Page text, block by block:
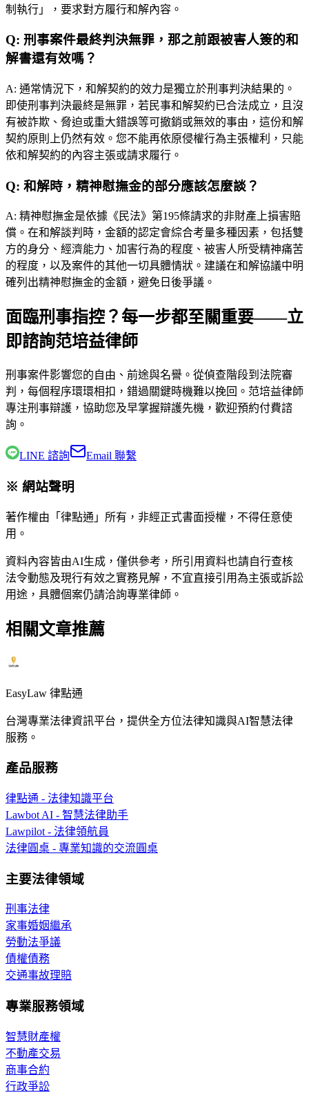
制執行」，要求對方履行和解內容。
Q: 刑事案件最終判決無罪，那之前跟被害人簽的和
解書還有效嗎？
A: 通常情況下，和解契約的效力是獨立於刑事判決結果的。
即使刑事判決最終是無罪，若民事和解契約已合法成立，且沒
有被詐欺、脅迫或重大錯誤等可撤銷或無效的事由，這份和解
契約原則上仍然有效。您不能再依原侵權行為主張權利，只能
依和解契約的內容主張或請求履行。
Q: 和解時，精神慰撫金的部分應該怎麼談？
A: 精神慰撫金是依據《民法》第195條請求的非財產上損害賠
償。在和解談判時，金額的認定會綜合考量多種因素，包括雙
方的身分、經濟能力、加害行為的程度、被害人所受精神痛苦
的程度，以及案件的其他一切具體情狀。建議在和解協議中明
確列出精神慰撫金的金額，避免日後爭議。
面臨刑事指控？每一步都至關重要——立
即諮詢范培益律師
刑事案件影響您的自由、前途與名譽。從偵查階段到法院審
判，每個程序環環相扣，錯過關鍵時機難以挽回。 范培益律師
專注刑事辯護，協助您及早掌握辯護先機，歡迎預約付費諮
詢。
LINE 諮詢 Email 聯繫
※ 網站聲明
著作權由「律點通」所有，非經正式書面授權，不得任意使
用。
資料內容皆由AI生成，僅供參考，所引用資料也請自行查核
法令動態及現行有效之實務見解，不宜直接引用為主張或訴訟
用途，具體個案仍請洽詢專業律師。
相關文章推薦
EasyLaw 律點通
台灣專業法律資訊平台，提供全方位法律知識與AI智慧法律
服務。
產品服務
律點通 - 法律知識平台
Lawbot AI - 智慧法律助手
Lawpilot - 法律領航員
法律圓桌 - 專業知識的交流圓桌
主要法律領域
刑事法律
家事婚姻繼承
勞動法爭議
債權債務
交通事故理賠
專業服務領域
智慧財產權
不動產交易
商事合約
行政爭訟